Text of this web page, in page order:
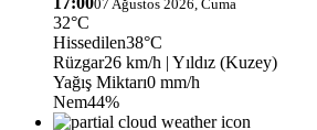
07 Ağustos 2026, Cuma
32°C
Hissedilen38°C
Rüzgar26 km/h | Yıldız (Kuzey)
Yağış Miktarı0 mm/h
Nem44%